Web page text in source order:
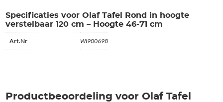
Specificaties voor Olaf Tafel Rond in hoogte
verstelbaar 120 cm – Hoogte 46-71 cm
Art.Nr WI900698
Productbeoordeling voor Olaf Tafel